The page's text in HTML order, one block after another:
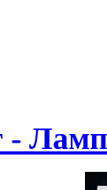
-